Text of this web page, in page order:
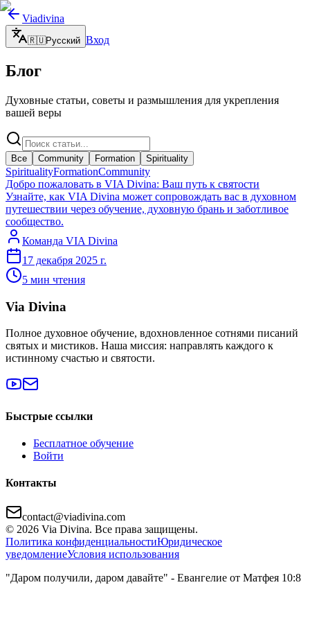
Viadivina
🇷🇺Русский Вход
Блог
Духовные статьи, советы и размышления для укрепления
вашей веры
Все Community Formation Spirituality
SpiritualityFormationCommunity
Добро пожаловать в VIA Divina: Ваш путь к святости
Узнайте, как VIA Divina может сопровождать вас в духовном
путешествии через обучение, духовную брань и заботливое
сообщество.
Команда VIA Divina
17 декабря 2025 г.
5 мин чтения
Via Divina
Полное духовное обучение, вдохновленное сотнями писаний
святых и мистиков. Наша миссия: направлять каждого к
истинному счастью и святости.
Быстрые ссылки
Бесплатное обучение
Войти
Контакты
contact@viadivina.com
© 2026 Via Divina. Все права защищены.
Политика конфиденциальностиЮридическое
уведомлениеУсловия использования
"Даром получили, даром давайте" - Евангелие от Матфея 10:8